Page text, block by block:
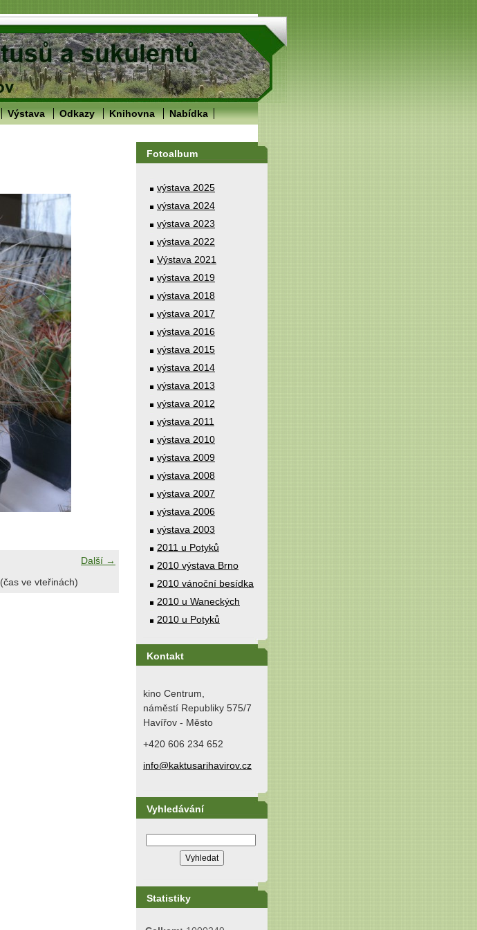
Výstava Odkazy Knihovna Nabídka
Další →
(čas ve vteřinách)
Fotoalbum
výstava 2025
výstava 2024
výstava 2023
výstava 2022
Výstava 2021
výstava 2019
výstava 2018
výstava 2017
výstava 2016
výstava 2015
výstava 2014
výstava 2013
výstava 2012
výstava 2011
výstava 2010
výstava 2009
výstava 2008
výstava 2007
výstava 2006
výstava 2003
2011 u Potyků
2010 výstava Brno
2010 vánoční besídka
2010 u Waneckých
2010 u Potyků
Kontakt
kino Centrum,
náměstí Republiky 575/7
Havířov - Město
+420 606 234 652
info@kaktusarihavirov.cz
Vyhledávání
Statistiky